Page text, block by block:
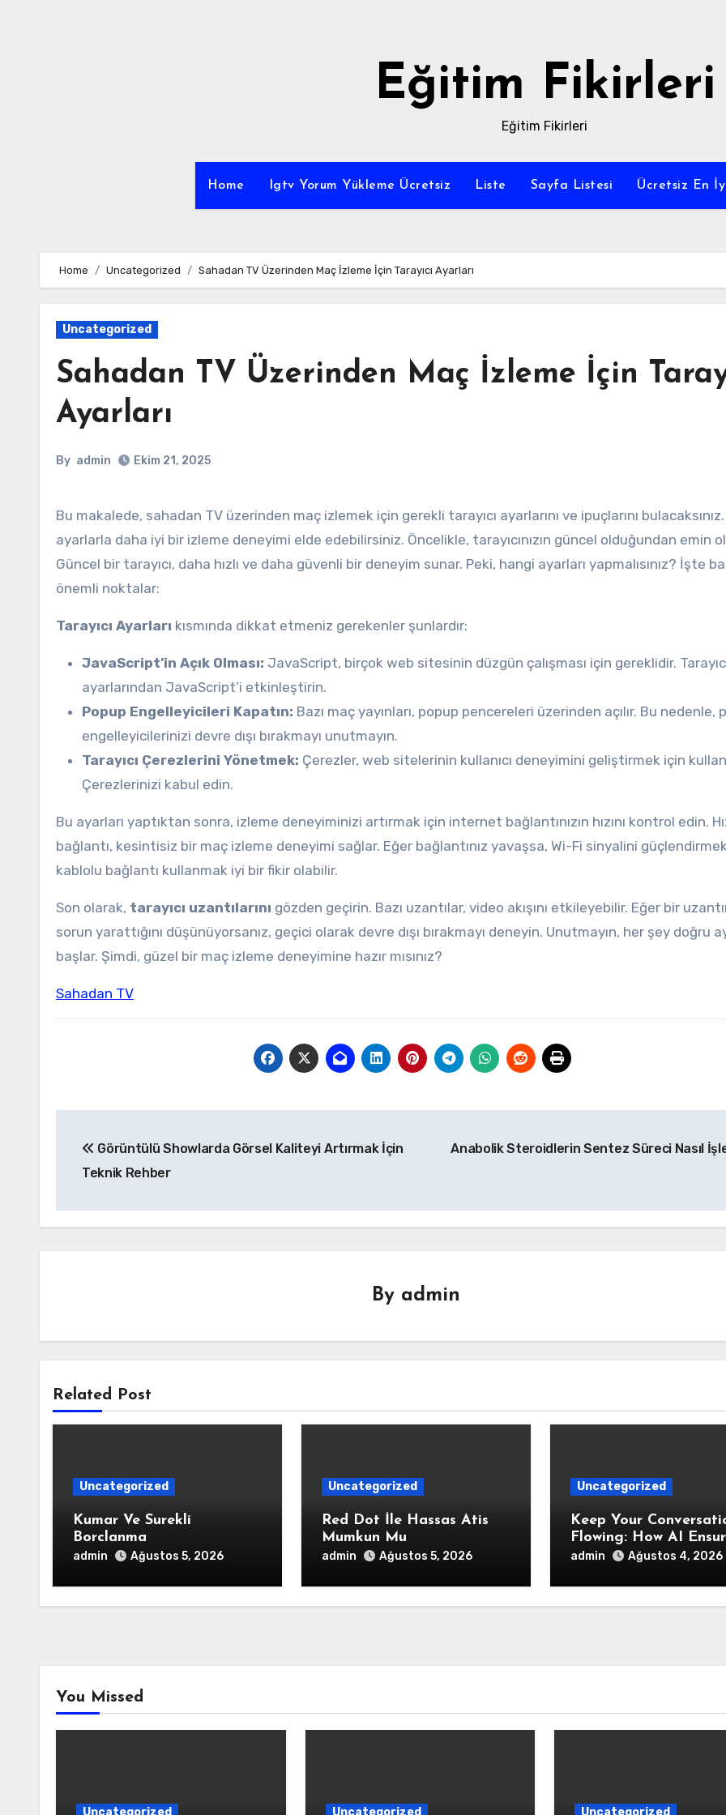
Eğitim Fikirleri
Eğitim Fikirleri
Home Igtv Yorum Yükleme Ücretsiz Liste Sayfa Listesi Ücretsiz En
Home Uncategorized Sahadan TV Üzerinden Maç İzleme İçin Tarayıcı Ayarları
Uncategorized
Sahadan TV Üzerinden Maç İzleme İçin
Ayarları
By admin Ekim 21, 2025
Bu makalede, sahadan TV üzerinden maç izlemek için gerekli tarayıcı ayarlarını ve ipuçlarını bulacaksınız. Doğru
ayarlarla daha iyi bir izleme deneyimi elde edebilirsiniz. Öncelikle, tarayıcınızın güncel olduğundan emin
Güncel bir tarayıcı, daha hızlı ve daha güvenli bir deneyim sunar. Peki, hangi ayarları yapmalısınız? İşte
önemli noktalar:
Tarayıcı Ayarları kısmında dikkat etmeniz gerekenler şunlardır:
JavaScript’in Açık Olması: JavaScript, birçok web sitesinin düzgün çalışması için gereklidir.
ayarlarından JavaScript’i etkinleştirin.
Popup Engelleyicileri Kapatın: Bazı maç yayınları, popup pencereleri üzerinden açılır. Bu nedenle,
engelleyicilerinizi devre dışı bırakmayı unutmayın.
Tarayıcı Çerezlerini Yönetmek: Çerezler, web sitelerinin kullanıcı deneyimini geliştirmek için
Çerezlerinizi kabul edin.
Bu ayarları yaptıktan sonra, izleme deneyiminizi artırmak için internet bağlantınızın hızını kontrol edin.
bağlantı, kesintisiz bir maç izleme deneyimi sağlar. Eğer bağlantınız yavaşsa, Wi-Fi sinyalini
kablolu bağlantı kullanmak iyi bir fikir olabilir.
Son olarak, tarayıcı uzantılarını gözden geçirin. Bazı uzantılar, video akışını etkileyebilir. Eğer bir
sorun yarattığını düşünüyorsanız, geçici olarak devre dışı bırakmayı deneyin. Unutmayın, her şey doğru
başlar. Şimdi, güzel bir maç izleme deneyimine hazır mısınız?
Sahadan TV
gezinmesi
Görüntülü Showlarda Görsel Kaliteyi Artırmak İçin
Teknik Rehber
Anabolik Steroidlerin Sentez Süreci Nasıl
By admin
Related Post
Uncategorized
Kumar Ve Surekli
Borclanma
admin Ağustos 5, 2026
Uncategorized
Red Dot İle Hassas Atis
Mumkun Mu
admin Ağustos 5, 2026
Uncategorized
Keep Your
Flowing: How AI
Interaction Stays
Dialogue
admin Ağustos 4, 2026
You Missed
Uncategorized Uncategorized Uncategorized